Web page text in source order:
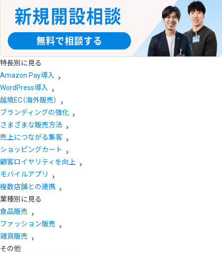
特長別に見る
Amazon Pay導入
WordPress導入
越境EC（海外販売）
ブランディングの強化
さまざまな販売方法
売上につながる集客
ショッピングカート
顧客ロイヤリティを向上
モバイルアプリ
複数店舗との連携
業種別に見る
食品販売
ファッション販売
雑貨販売
その他